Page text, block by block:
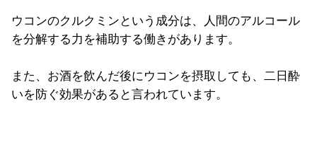
ウコンのクルクミンという成分は、人間のアルコール
を分解する力を補助する働きがあります。
また、お酒を飲んだ後にウコンを摂取しても、二日酔
いを防ぐ効果があると言われています。